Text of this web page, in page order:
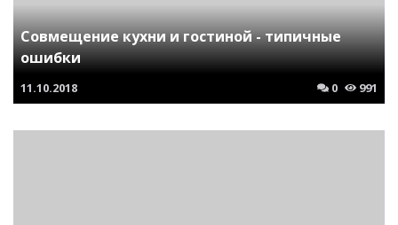
Совмещение кухни и гостиной - типичные
ошибки
11.10.2018 0 991